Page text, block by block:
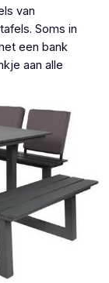
van
Soms in
een bank
aan alle